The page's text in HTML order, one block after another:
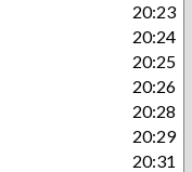
20:23
20:24
20:25
20:26
20:28
20:29
20:31